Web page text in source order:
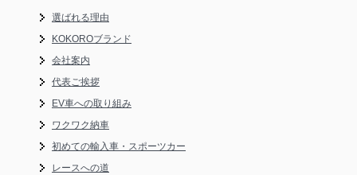
選ばれる理由
KOKOROブランド
会社案内
代表ご挨拶
EV車への取り組み
ワクワク納車
初めての輸入車・スポーツカー
レースへの道